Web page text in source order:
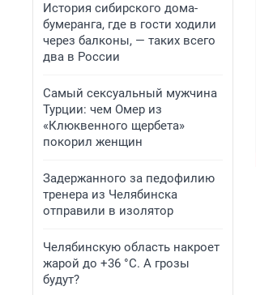
История сибирского дома-
бумеранга, где в гости ходили
через балконы, — таких всего
два в России
Самый сексуальный мужчина
Турции: чем Омер из
«Клюквенного щербета»
покорил женщин
Задержанного за педофилию
тренера из Челябинска
отправили в изолятор
Челябинскую область накроет
жарой до +36 °C. А грозы
будут?